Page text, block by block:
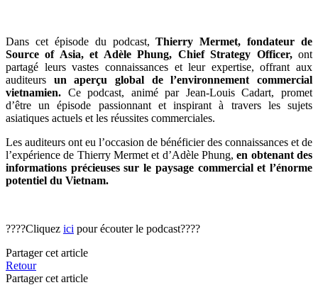
Dans cet épisode du podcast,Thierry Mermet, fondateur de
Source of Asia, et Adèle Phung, Chief Strategy Officer,ont
partagé leurs vastes connaissances et leur expertise, offrant aux
auditeurs un aperçu global de l’environnement commercial
vietnamien. Ce podcast, animé par Jean-Louis Cadart, promet
d’être un épisode passionnant et inspirant à travers les sujets
asiatiques actuels et les réussites commerciales.
Les auditeurs ont eu l’occasion de bénéficier des connaissances et de
l’expérience de Thierry Mermet et d’Adèle Phung,en obtenant des
informations précieuses sur le paysage commercial et l’énorme
potentiel du Vietnam.
????Cliquez ici pour écouter le podcast????
Partager cet article
Retour
Partager cet article